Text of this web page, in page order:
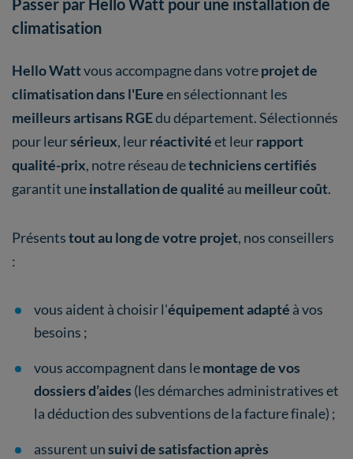
Passer par Hello Watt pour une installation de
climatisation
Hello Wattvous accompagne dans votreprojet de
climatisation dans l'Eureen sélectionnant les
meilleurs artisans RGEdu département. Sélectionnés
pour leursérieux, leurréactivitéet leurrapport
qualité-prix, notre réseau detechniciens certifiés
garantit uneinstallation de qualité au meilleur coût.
Présentstout au long de votre projet, nos conseillers
:
vous aident à choisir l'équipement adapté à vos
besoins ;
vous accompagnent dans lemontage de vos
dossiers d’aides (les démarches administratives et
la déduction des subventions de la facture finale) ;
assurent unsuivi de satisfaction après